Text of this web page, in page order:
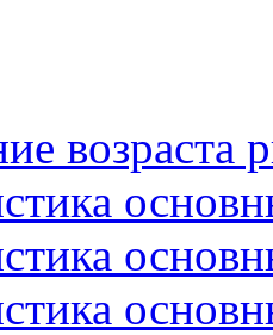
возраста